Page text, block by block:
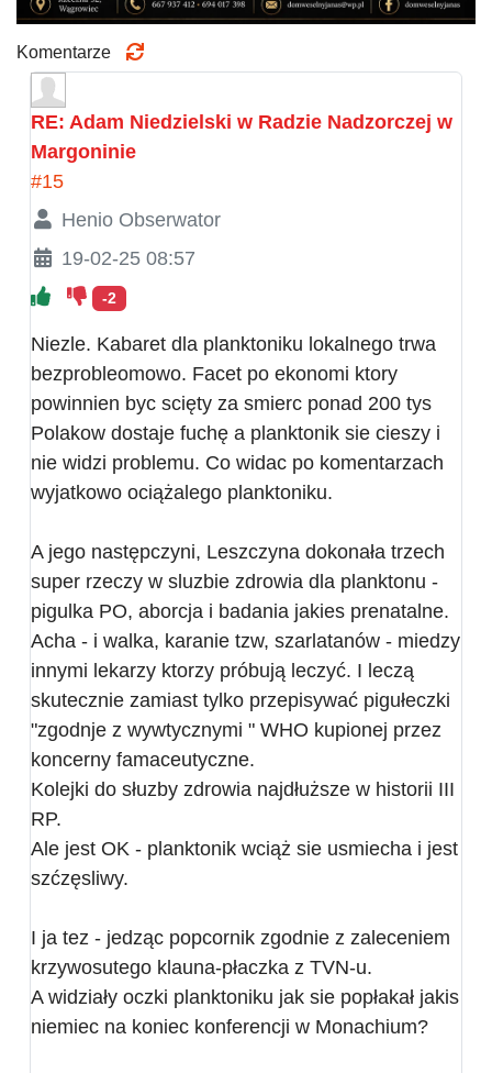
Komentarze
RE: Adam Niedzielski w Radzie Nadzorczej w
Margoninie
#15
Henio Obserwator
19-02-25 08:57
-2
Niezle. Kabaret dla planktoniku lokalnego trwa
bezprobleomowo. Facet po ekonomi ktory
powinnien byc scięty za smierc ponad 200 tys
Polakow dostaje fuchę a planktonik sie cieszy i
nie widzi problemu. Co widac po komentarzach
wyjatkowo ociążalego planktoniku.
A jego następczyni, Leszczyna dokonała trzech
super rzeczy w sluzbie zdrowia dla planktonu -
pigulka PO, aborcja i badania jakies prenatalne.
Acha - i walka, karanie tzw, szarlatanów - miedzy
innymi lekarzy ktorzy próbują leczyć. I leczą
skutecznie zamiast tylko przepisywać pigułeczki
"zgodnje z wywtycznymi " WHO kupionej przez
koncerny famaceutyczne.
Kolejki do słuzby zdrowia najdłuższe w historii III
RP.
Ale jest OK - planktonik wciąż sie usmiecha i jest
szćzęsliwy.
I ja tez - jedząc popcornik zgodnie z zaleceniem
krzywosutego klauna-płaczka z TVN-u.
A widziały oczki planktoniku jak sie popłakał jakis
niemiec na koniec konferencji w Monachium?